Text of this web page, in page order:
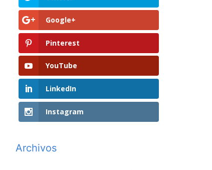
Google+
Pinterest
YouTube
LinkedIn
Instagram
Archivos